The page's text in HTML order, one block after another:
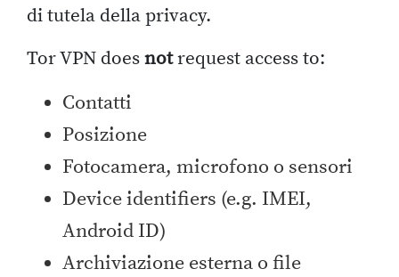
di tutela della privacy.
Tor VPN doesnotrequest access to:
Contatti
Posizione
Fotocamera, microfono o sensori
Device identifiers (e.g. IMEI,
Android ID)
Archiviazione esterna o file